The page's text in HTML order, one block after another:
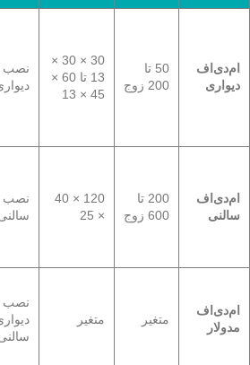
ام‌دی‌اف
دیواری
50 تا
200 زوج
30 × 30 ×
13 تا 60 ×
45 × 13
نصب
ام‌دی‌اف
سالنی
200 تا
600 زوج
120 × 40
× 25
نصب
ام‌دی‌اف
مدولار
متغیر متغیر
نصب